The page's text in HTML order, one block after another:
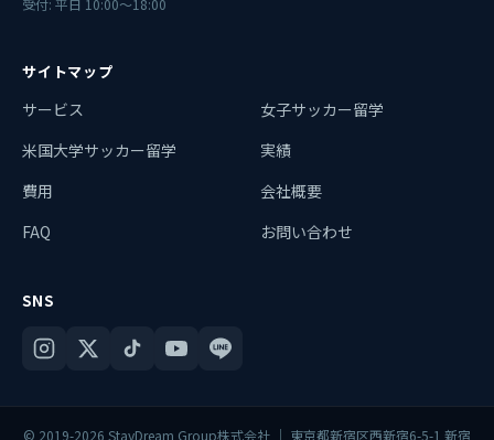
サイトマップ
サービス
女子サッカー留学
米国大学サッカー留学
実績
費用
会社概要
FAQ
お問い合わせ
SNS
© 2019-2026 StayDream Group株式会社 ｜ 東京都新宿区西新宿6-5-1 新宿